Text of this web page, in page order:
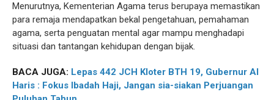
Menurutnya, Kementerian Agama terus berupaya memastikan
para remaja mendapatkan bekal pengetahuan, pemahaman
agama, serta penguatan mental agar mampu menghadapi
situasi dan tantangan kehidupan dengan bijak.
BACA JUGA: Lepas 442 JCH Kloter BTH 19, Gubernur Al
Haris : Fokus Ibadah Haji, Jangan sia-siakan Perjuangan